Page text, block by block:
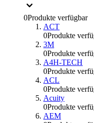
0Produkte verfügbar
ACT
0Produkte
3M
0Produkte
A4H-TECH
0Produkte
ACL
0Produkte
Acuity
0Produkte
AEM